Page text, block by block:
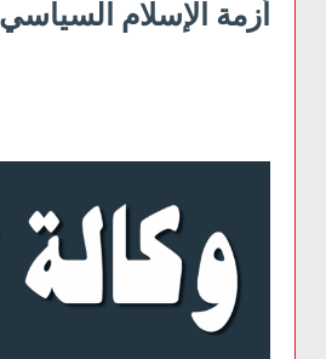
أزمة الإسلام